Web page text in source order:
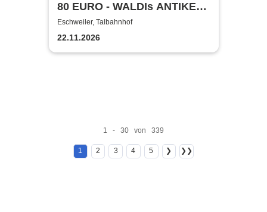
80 EURO - WALDIs ANTIKE
BINGOSHOW
Eschweiler, Talbahnhof
22.11.2026
1 - 30 von 339
1 2 3 4 5 ❯ ❯❯